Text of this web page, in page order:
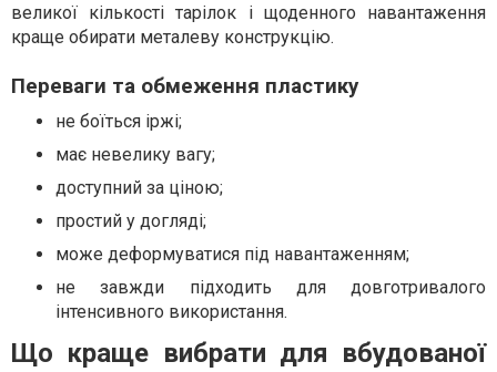
великої кількості тарілок і щоденного навантаження
краще обирати металеву конструкцію.
Переваги та обмеження пластику
не боїться іржі;
має невелику вагу;
доступний за ціною;
простий у догляді;
може деформуватися під навантаженням;
не завжди підходить для довготривалого
інтенсивного використання.
Що краще вибрати для вбудованої